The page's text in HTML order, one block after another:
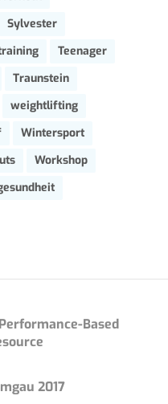
Sylvester
Teenager
Traunstein
weightlifting
Wintersport
Workshop
2017